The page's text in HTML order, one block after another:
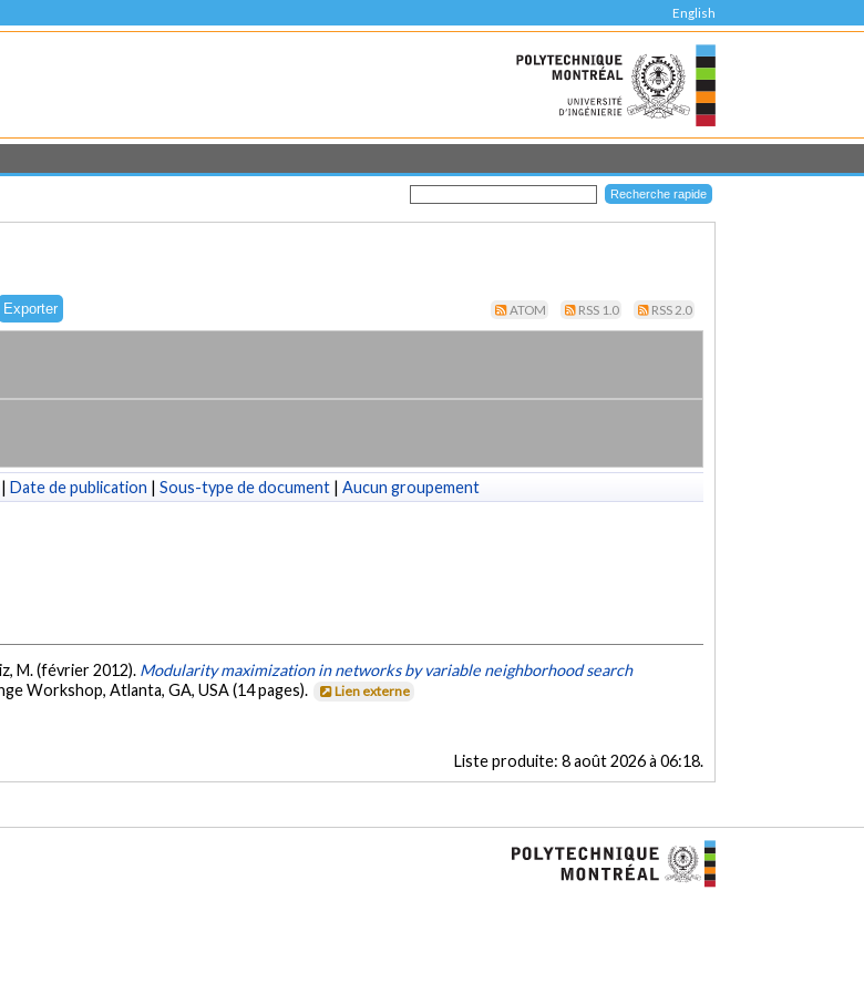
English
ATOM RSS 1.0 RSS 2.0
| Date de publication | Sous-type de document | Aucun groupement
M. (février 2012). Modularity maximization in networks by variable neighborhood search
Workshop, Atlanta, GA, USA (14 pages).
Lien externe
Liste produite: 8 août 2026 à 06:18.